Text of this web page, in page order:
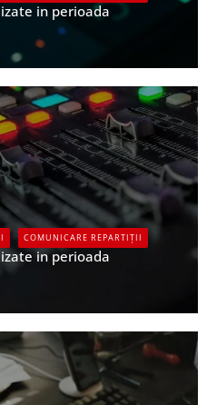
in perioada
COMUNICARE REPARTIȚII
in perioada